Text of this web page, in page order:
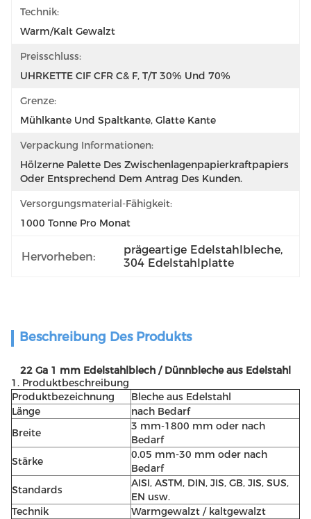
Technik:
Warm/kalt Gewalzt
Preisschluss:
UHRKETTE CIF CFR C& F, T/T 30% Und 70%
Grenze:
Mühlkante Und Spaltkante, Glatte Kante
Verpackung Informationen:
Hölzerne Palette Des Zwischenlagenpapierkraftpapiers
Oder Entsprechend Dem Antrag Des Kunden.
Versorgungsmaterial-Fähigkeit:
1000 Tonne Pro Monat
Hervorheben: prägeartige Edelstahlbleche,
304 Edelstahlplatte
Beschreibung Des Produkts
22 Ga 1 mm Edelstahlblech / Dünnbleche aus Edelstahl
1. Produktbeschreibung
Produktbezeichnung
Bleche aus Edelstahl
Länge
nach Bedarf
Breite
3 mm-1800 mm oder nach
Bedarf
Stärke
0.05 mm-30 mm oder nach
Bedarf
Standards
AISI, ASTM, DIN, JIS, GB, JIS, SUS,
EN usw.
Technik
Warmgewalzt / kaltgewalzt